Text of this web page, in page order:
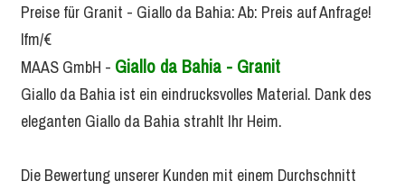
Preise für Granit - Giallo da Bahia:Ab: Preis auf Anfrage!
lfm/€
MAAS GmbH - Giallo da Bahia - Granit
Giallo da Bahia ist ein eindrucksvolles Material. Dank des
eleganten Giallo da Bahia strahlt Ihr Heim.
Die Bewertung unserer Kunden mit einem Durchschnitt